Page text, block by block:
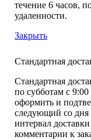
течение 6 часов,
удаленности.
Закрыть
Стандартная
Стандартная
по субботам с
оформить и
следующий со
интервал
комментарии к